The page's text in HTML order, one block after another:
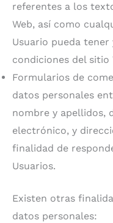
referentes a los
Web, así como
Usuario pueda
condiciones del sitio
Formularios de
datos personales
nombre y apellidos,
electrónico, y
finalidad de
Usuarios.
Existen otras
datos personales: